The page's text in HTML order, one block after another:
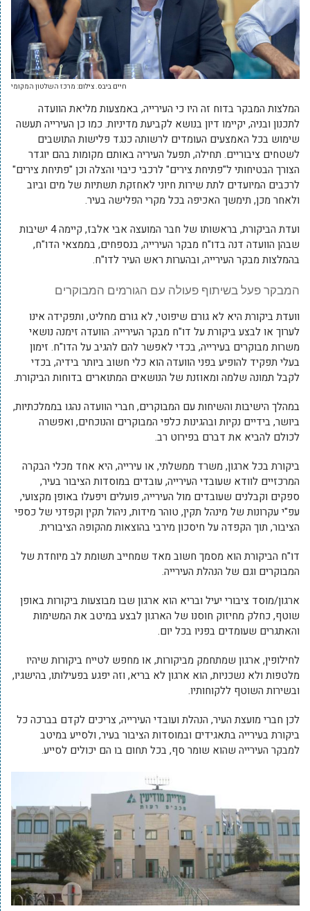
חיים ביבס. צילום: מרכז השלטון המקומי
המלצות המבקר בדוח זה היו כי העירייה, באמצעות מליאת הוועדה
לתכנון ובניה, יקיימו דיון בנושא לקביעת מדיניות. כמו כן העירייה תעשה
שימוש בכל האמצעים העומדים לרשותה כנגד פלישות התושבים
לשטחים ציבוריים. תחילה, תפעל העיריה באותם מקומות בהם יוגדר
הצורך הבטיחותי ל"פתיחת צירים" לרכבי כיבוי והצלה וכן "פתיחת צירים"
לרכבים המיועדים לתת שירות חיוני לאחזקת תשתיות של מים וביוב
ולאחר מכן, תימשך האכיפה בכל מקרי הפלישה בעיר.
ועדת הביקורת, בראשותו של חבר המועצה אבי אלבז, קיימה 4 ישיבות
שבהן הוועדה דנה בדו"ח מבקר העירייה, בנספחים, בממצאי הדו"ח,
בהמלצות מבקר העירייה, ובהערות ראש העיר לדו"ח.
המבקר פעל בשיתוף פעולה עם הגורמים המבוקרים
וועדת ביקורת היא לא גורם שיפוטי, לא גורם מחליט, ותפקידה אינו
לערוך או לבצע ביקורת על דו"ח מבקר העירייה. הוועדה זימנה נושאי
משרות מבוקרים בעירייה, בכדי לאפשר להם להגיב על הדו"ח. זימון
בעלי תפקיד להופיע בפני הוועדה הוא כלי חשוב ביותר בידיה, בכדי
לקבל תמונה שלמה ומאוזנת של הנושאים המתוארים בדוחות הביקורת.
במהלך הישיבות והשיחות עם המבוקרים, חברי הוועדה נהגו בממלכתיות,
ביושר, בידיים נקיות ובהגינות כלפי המבוקרים והנוכחים, ואפשרה
לכולם להביא את דברם בפירוט רב.
ביקורת בכל ארגון, משרד ממשלתי, או עירייה, היא אחד מכלי הבקרה
המרכזיים לוודא שעובדי העירייה, עובדים במוסדות הציבור בעיר,
ספקים וקבלנים שעובדים מול העירייה, פועלים ויפעלו באופן מקצועי,
עפ"י עקרונות של מינהל תקין, טוהר מידות, ניהול תקין וקפדני של כספי
הציבור, תוך הקפדה על חיסכון מירבי בהוצאות מהקופה הציבורית.
דו"ח הביקורת הוא מסמך חשוב מאד שמחייב תשומת לב מיוחדת של
המבוקרים וגם של הנהלת העירייה.
ארגון/מוסד ציבורי יעיל ובריא הוא ארגון שבו מבוצעות ביקורות באופן
שוטף, כחלק מחיזוק חוסנו של הארגון לבצע במיטב את המשימות
והאתגרים שעומדים בפניו בכל יום.
לחילופין, ארגון שמתחמק מביקורות, או מחפש לטייח ביקורות שיהיו
מלטפות ולא נשכניות, הוא ארגון לא בריא, וזה יפגע בפעילותו, בהישגיו,
ובשירות השוטף ללקוחותיו.
לכן חברי מועצת העיר, הנהלת ועובדי העירייה, צריכים לקדם בברכה כל
ביקורת בעירייה בתאגידים ובמוסדות הציבור בעיר, ולסייע במיטב
למבקר העירייה שהוא שומר סף, בכל תחום בו הם יכולים לסייע.